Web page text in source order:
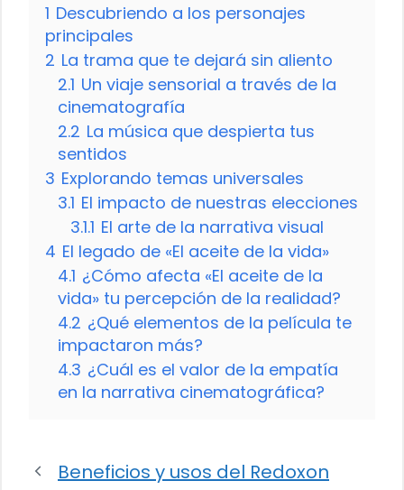
1 Descubriendo a los personajes
principales
2 La trama que te dejará sin aliento
2.1 Un viaje sensorial a través de la
cinematografía
2.2 La música que despierta tus
sentidos
3 Explorando temas universales
3.1 El impacto de nuestras elecciones
3.1.1 El arte de la narrativa visual
4 El legado de «El aceite de la vida»
4.1 ¿Cómo afecta «El aceite de la
vida» tu percepción de la realidad?
4.2 ¿Qué elementos de la película te
impactaron más?
4.3 ¿Cuál es el valor de la empatía
en la narrativa cinematográfica?
Beneficios y usos del Redoxon